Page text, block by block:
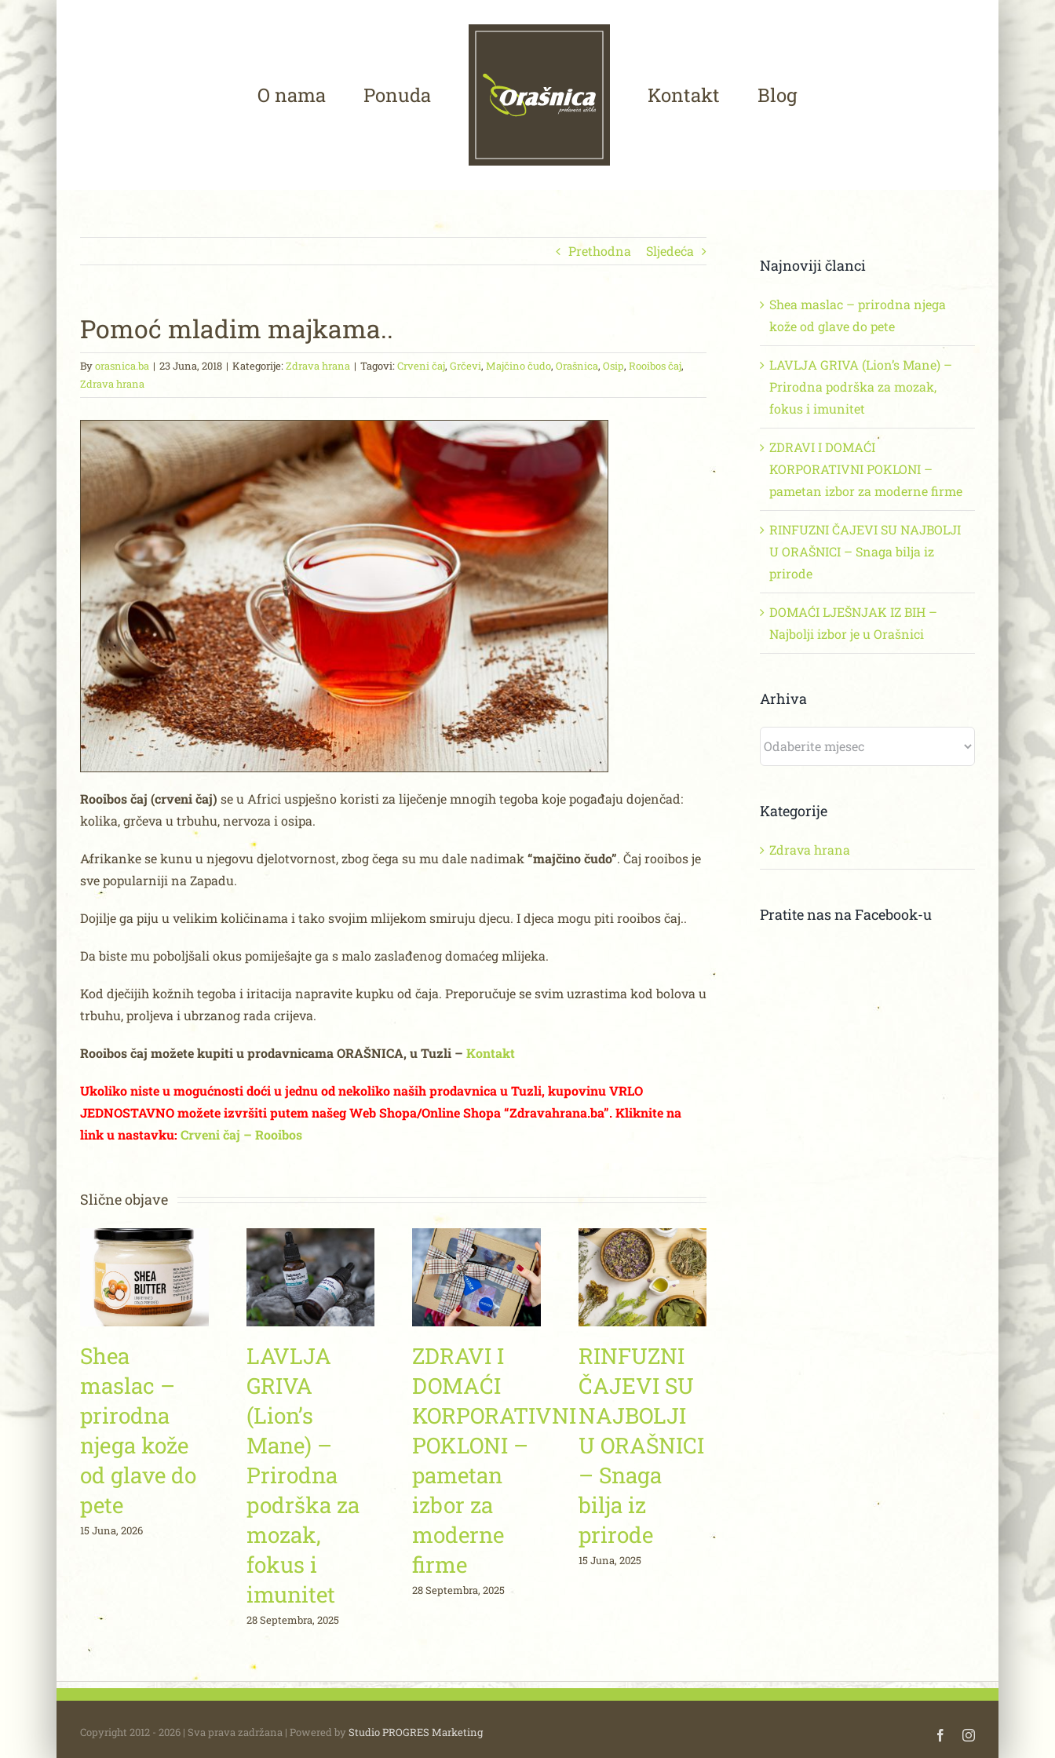
Skip
content
O nama Ponuda Kontakt Blog
Prethodna Sljedeća
Pomoć mladim majkama..
Byorasnica.ba | 23 Juna, 2018 | Kategorije:Zdrava hrana | Tagovi:Crveni čaj, Grčevi, Majčino čudo, Orašnica, Osip, Rooibos čaj,
Zdrava hrana
Rooibos čaj (crveni čaj) se u Africi uspješno koristi za liječenje mnogih tegoba koje pogađaju dojenčad:
kolika, grčeva u trbuhu, nervoza i osipa.
Afrikanke se kunu u njegovu djelotvornost, zbog čega su mu dale nadimak “majčino čudo”. Čaj rooibos je
sve popularniji na Zapadu.
Dojilje ga piju u velikim količinama i tako svojim mlijekom smiruju djecu. I djeca mogu piti rooibos čaj..
Da biste mu poboljšali okus pomiješajte ga s malo zaslađenog domaćeg mlijeka.
Kod dječijih kožnih tegoba i iritacija napravite kupku od čaja. Preporučuje se svim uzrastima kod bolova u
trbuhu, proljeva i ubrzanog rada crijeva.
Rooibos čaj možete kupiti u prodavnicama ORAŠNICA, u Tuzli – Kontakt
Ukoliko niste u mogućnosti doći u jednu od nekoliko naših prodavnica u Tuzli, kupovinu VRLO
JEDNOSTAVNO možete izvršiti putem našeg Web Shopa/Online Shopa “Zdravahrana.ba”. Kliknite na
link u nastavku: Crveni čaj – Rooibos
Slične objave
Shea
maslac –
prirodna
njega kože
od glave do
pete
15 Juna, 2026
LAVLJA
GRIVA
(Lion’s
Mane) –
Prirodna
podrška za
mozak,
fokus i
imunitet
28 Septembra, 2025
ZDRAVI I
DOMAĆI
KORPORATIVNI
POKLONI –
pametan
izbor za
moderne
firme
28 Septembra, 2025
RINFUZNI
ČAJEVI SU
NAJBOLJI
U ORAŠNICI
– Snaga
bilja iz
prirode
15 Juna, 2025
(Lion’s
Najnoviji članci
Shea maslac – prirodna njega
kože od glave do pete
LAVLJA GRIVA (Lion’s Mane) –
Prirodna podrška za mozak,
fokus i imunitet
ZDRAVI I DOMAĆI
KORPORATIVNI POKLONI –
pametan izbor za moderne firme
RINFUZNI ČAJEVI SU NAJBOLJI
U ORAŠNICI – Snaga bilja iz
prirode
DOMAĆI LJEŠNJAK IZ BIH –
Najbolji izbor je u Orašnici
Arhiva
Kategorije
Zdrava hrana
Pratite nas na Facebook-u
Copyright 2012 - 2026 | Sva prava zadržana | Powered byStudio PROGRES Marketing FacebookInstagram